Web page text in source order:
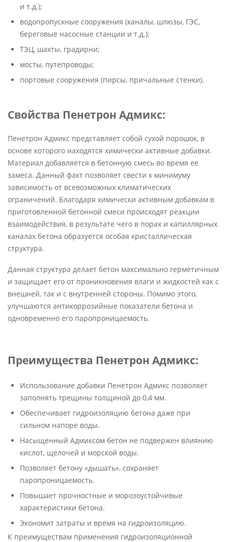
и т.д.);
водопропускные сооружения (каналы, шлюзы, ГЭС,
береговые насосные станции и т.д.);
ТЭЦ, шахты, градирни;
мосты, путепроводы;
портовые сооружения (пирсы, причальные стенки).
Свойства Пенетрон Адмикс:
Пенетрон Адмикс представляет собой сухой порошок, в
основе которого находятся химически активные добавки.
Материал добавляется в бетонную смесь во время ее
замеса. Данный факт позволяет свести к минимуму
зависимость от всевозможных климатических
ограничений. Благодаря химически активным добавкам в
приготовленной бетонной смеси происходят реакции
взаимодействия, в результате чего в порах и капиллярных
каналах бетона образуется особая кристаллическая
структура.
Данная структура делает бетон максимально герметичным
и защищает его от проникновения влаги и жидкостей как с
внешней, так и с внутренней стороны. Помимо этого,
улучшаются антикоррозийные показатели бетона и
одновременно его паропроницаемость.
Преимущества Пенетрон Адмикс:
Использование добавки Пенетрон Адмикс позволяет
заполнять трещины толщиной до 0,4 мм.
Обеспечивает гидроизоляцию бетона даже при
сильном напоре воды.
Насыщенный Адмиксом бетон не подвержен влиянию
кислот, щелочей и морской воды.
Позволяет бетону «дышать», сохраняет
паропроницаемость.
Повышает прочностные и морозоустойчивые
характеристики бетона.
Экономит затраты и время на гидроизоляцию.
К преимуществам применения гидроизоляционной